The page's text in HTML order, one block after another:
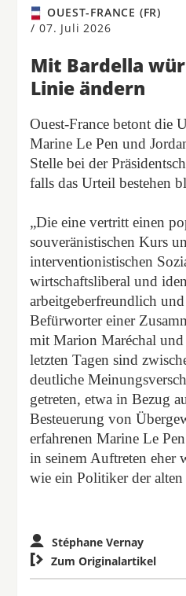
OUEST-FRANCE (FR)
/ 07. Juli 2026
Mit Bardella
Linie ändern
Ouest-France betont die
Marine Le Pen und
Stelle bei der
falls das Urteil bestehen
„Die eine vertritt einen
souveränistischen Kurs
interventionistischen
wirtschaftsliberal und
arbeitgeberfreundlich
Befürworter einer
mit Marion Maréchal
letzten Tagen sind
deutliche
getreten, etwa in Bezug
Besteuerung von
erfahrenen Marine Le
in seinem Auftreten eher
wie ein Politiker der alten
Stéphane Vernay
 Zum Originalartikel